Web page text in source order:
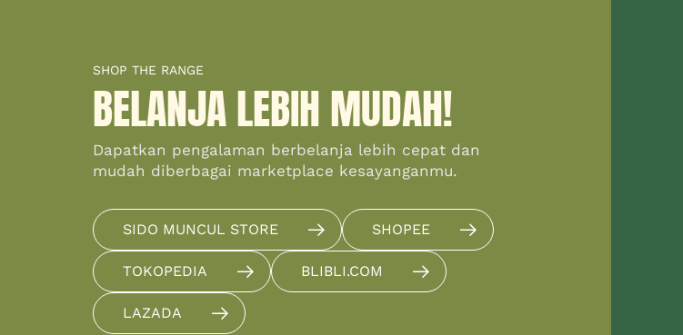
SHOP THE RANGE
BELANJA LEBIH MUDAH!
Dapatkan pengalaman berbelanja lebih cepat dan
mudah diberbagai marketplace kesayanganmu.
SIDO MUNCUL STORE SHOPEE
TOKOPEDIA BLIBLI.COM
LAZADA